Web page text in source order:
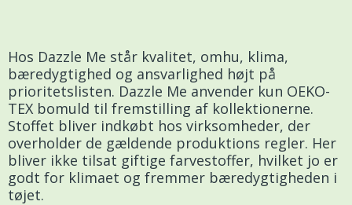
Hos Dazzle Me står kvalitet, omhu, klima,
bæredygtighed og ansvarlighed højt på
prioritetslisten. Dazzle Me anvender kun OEKO-
TEX bomuld til fremstilling af kollektionerne.
Stoffet bliver indkøbt hos virksomheder, der
overholder de gældende produktions regler. Her
bliver ikke tilsat giftige farvestoffer, hvilket jo er
godt for klimaet og fremmer bæredygtigheden i
tøjet.